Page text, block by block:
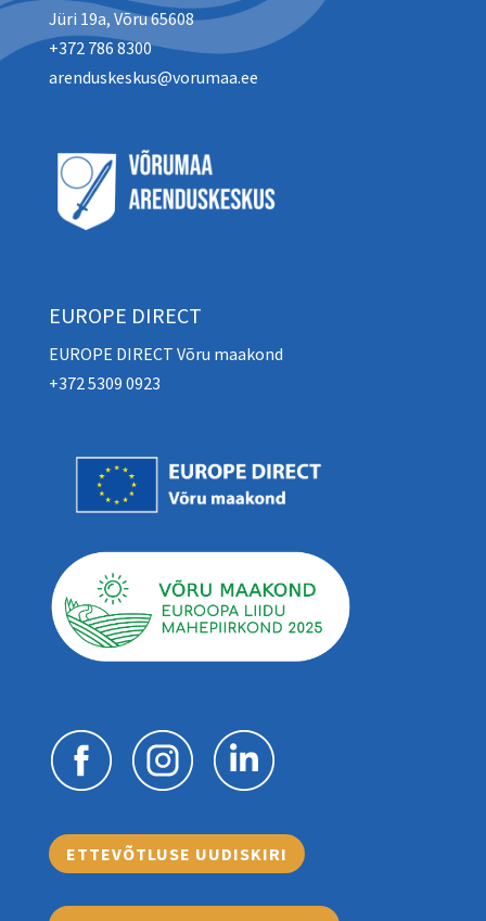
Jüri 19a, Võru 65608
+372 786 8300
arenduskeskus@vorumaa.ee
EUROPE DIRECT
EUROPE DIRECT Võru maakond
+372 5309 0923
ETTEVÕTLUSE UUDISKIRI